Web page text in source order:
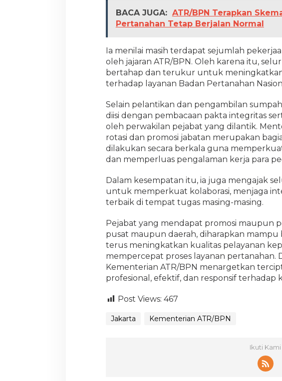
n
a
e
r
t
a
n
h
a
BACA JUGA: ATR/BPN Terapkan
Pertanahan Tetap Berjalan Normal
Ia menilai masih terdapat sejumlah
oleh jajaran ATR/BPN. Oleh karena itu,
bertahap dan terukur untuk
terhadap layanan Badan Pertanahan
Selain pelantikan dan pengambilan
diisi dengan pembacaan pakta integritas
oleh perwakilan pejabat yang dilantik.
rotasi dan promosi jabatan merupakan
dilakukan secara berkala guna
dan memperluas pengalaman kerja para
Dalam kesempatan itu, ia juga mengajak
untuk memperkuat kolaborasi, menjaga
terbaik di tempat tugas masing-masing.
Pejabat yang mendapat promosi maupun
pusat maupun daerah, diharapkan mampu
terus meningkatkan kualitas pelayanan
mempercepat proses layanan pertanahan.
Kementerian ATR/BPN menargetkan
profesional, efektif, dan responsif terhadap
Post Views: 467
Jakarta Kementerian ATR/BPN
Ikuti Kami